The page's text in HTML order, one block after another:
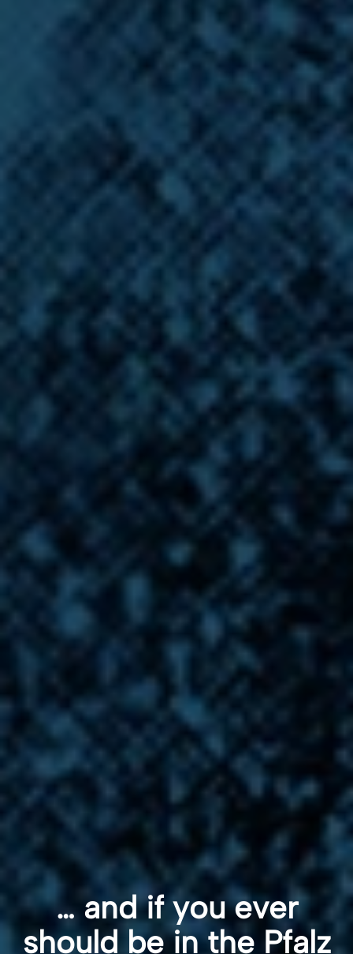
… and if you ever
should be in the Pfalz